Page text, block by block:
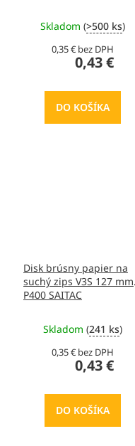
Skladom (>500 ks)
0,35 € bez DPH
0,43 €
DO KOŠÍKA
Disk brúsny papier na
suchý zips V3S 127 mm
P400 SAITAC
Skladom (241 ks)
0,35 € bez DPH
0,43 €
DO KOŠÍKA